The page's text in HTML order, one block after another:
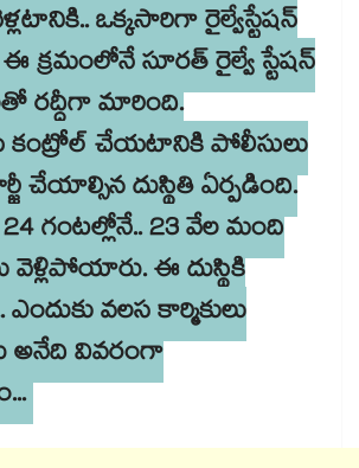
ఒక్కసారిగా రైల్వేస్టేషన్
క్రమంలోనే సూరత్ రైల్వే స్టేషన్
రద్దీగా మారింది.
కంట్రోల్ చేయటానికి పోలీసులు
చేయాల్సిన దుస్థితి ఏర్పడింది.
గంటల్లోనే.. 23 వేల మంది
వెళ్లిపోయారు. ఈ దుస్థికి
వలస కార్మికులు
అనేది వివరంగా